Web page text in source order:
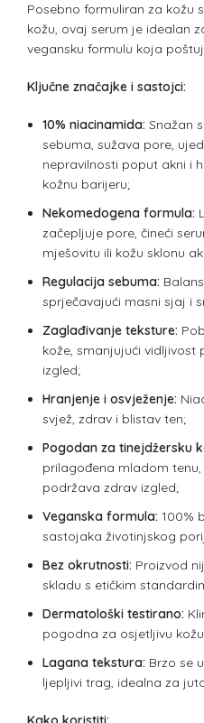
Posebno formuliran za kožu
kožu, ovaj serum je idealan
vegansku formulu koja
Ključne značajke i sastojci:
10% niacinamida: Snažan
sebuma, sužava pore,
nepravilnosti poput akni i
kožnu barijeru;
Nekomedogena formula:
začepljuje pore, čineći
mješovitu ili kožu sklonu
Regulacija sebuma:
sprječavajući masni sjaj i
Zaglađivanje teksture:
kože, smanjujući vidljivost
izgled;
Hranjenje i osvježenje:
svjež, zdrav i blistav ten;
Pogodan za tinejdžersku
prilagođena mladom
podržava zdrav izgled;
Veganska formula: 100%
sastojaka životinjskog
Bez okrutnosti: Proizvod
skladu s etičkim
Dermatološki testirano:
pogodna za osjetljivu
Lagana tekstura: Brzo se
ljepljivi trag, idealna za